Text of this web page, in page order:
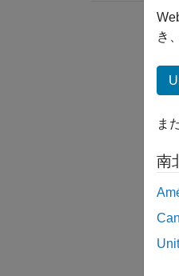
き
ま
南